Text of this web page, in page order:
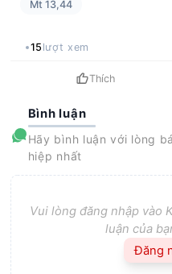
Mt 13,44
15 lượt xem
Thích
Bình luận
Hãy bình luận với lòng
hiệp nhất
Vui lòng đăng nhập vào
luận của
Đăng